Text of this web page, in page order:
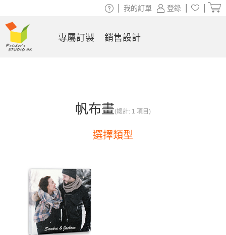
帆布畫(總計: 1 項目)
選擇類型
登錄
我的訂單
專屬訂製 銷售設計